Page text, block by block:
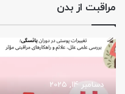
مراقبت از بدن
دسامبر 14, 2025